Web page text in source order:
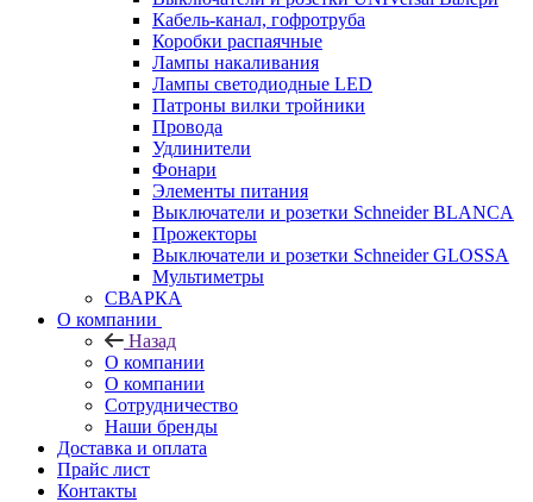
Кабель-канал, гофротруба
Коробки распаячные
Лампы накаливания
Лампы светодиодные LED
Патроны вилки тройники
Провода
Удлинители
Фонари
Элементы питания
Выключатели и розетки Schneider BLANCA
Прожекторы
Выключатели и розетки Schneider GLOSSA
Мультиметры
СВАРКА
О компании
Назад
О компании
О компании
Сотрудничество
Наши бренды
Доставка и оплата
Прайс лист
Контакты